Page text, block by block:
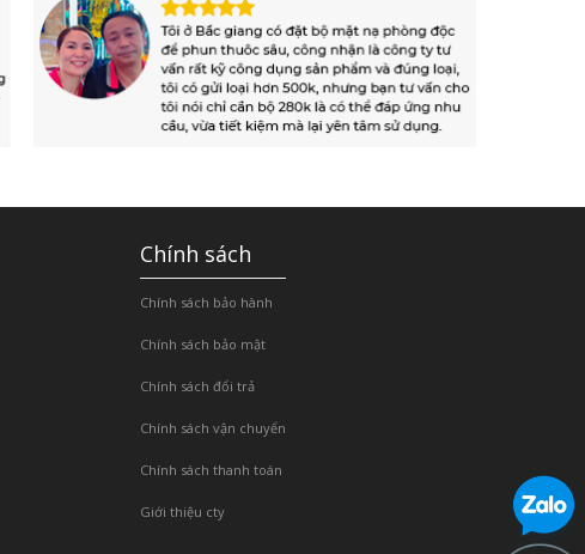
Chính sách
Chính sách bảo hành
Chính sách bảo mật
Chính sách đổi trả
Chính sách vận chuyển
Chính sách thanh toán
Giới thiệu cty